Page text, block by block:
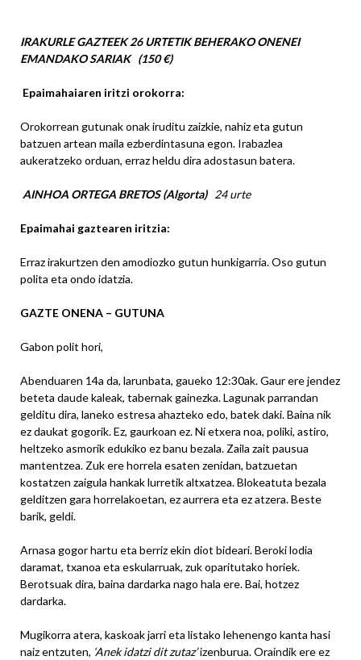
IRAKURLE GAZTEEK 26 URTETIK BEHERAKO ONENEI
EMANDAKO SARIAK (150 €)
Epaimahaiaren iritzi orokorra:
Orokorrean gutunak onak iruditu zaizkie, nahiz eta gutun
batzuen artean maila ezberdintasuna egon. Irabazlea
aukeratzeko orduan, erraz heldu dira adostasun batera.
AINHOA ORTEGA BRETOS (Algorta) 24 urte
Epaimahai gaztearen iritzia:
Erraz irakurtzen den amodiozko gutun hunkigarria. Oso gutun
polita eta ondo idatzia.
GAZTE ONENA – GUTUNA
Gabon polit hori,
Abenduaren 14a da, larunbata, gaueko 12:30ak. Gaur ere jendez
beteta daude kaleak, tabernak gainezka. Lagunak parrandan
gelditu dira, laneko estresa ahazteko edo, batek daki. Baina nik
ez daukat gogorik. Ez, gaurkoan ez. Ni etxera noa, poliki, astiro,
heltzeko asmorik edukiko ez banu bezala. Zaila zait pausua
mantentzea. Zuk ere horrela esaten zenidan, batzuetan
kostatzen zaigula hankak lurretik altxatzea. Blokeatuta bezala
gelditzen gara horrelakoetan, ez aurrera eta ez atzera. Beste
barik, geldi.
Arnasa gogor hartu eta berriz ekin diot bideari. Beroki lodia
daramat, txanoa eta eskularruak, zuk oparitutako horiek.
Berotsuak dira, baina dardarka nago hala ere. Bai, hotzez
dardarka.
Mugikorra atera, kaskoak jarri eta listako lehenengo kanta hasi
naiz entzuten, ‘Anek idatzi dit zutaz’izenburua. Oraindik ere ez